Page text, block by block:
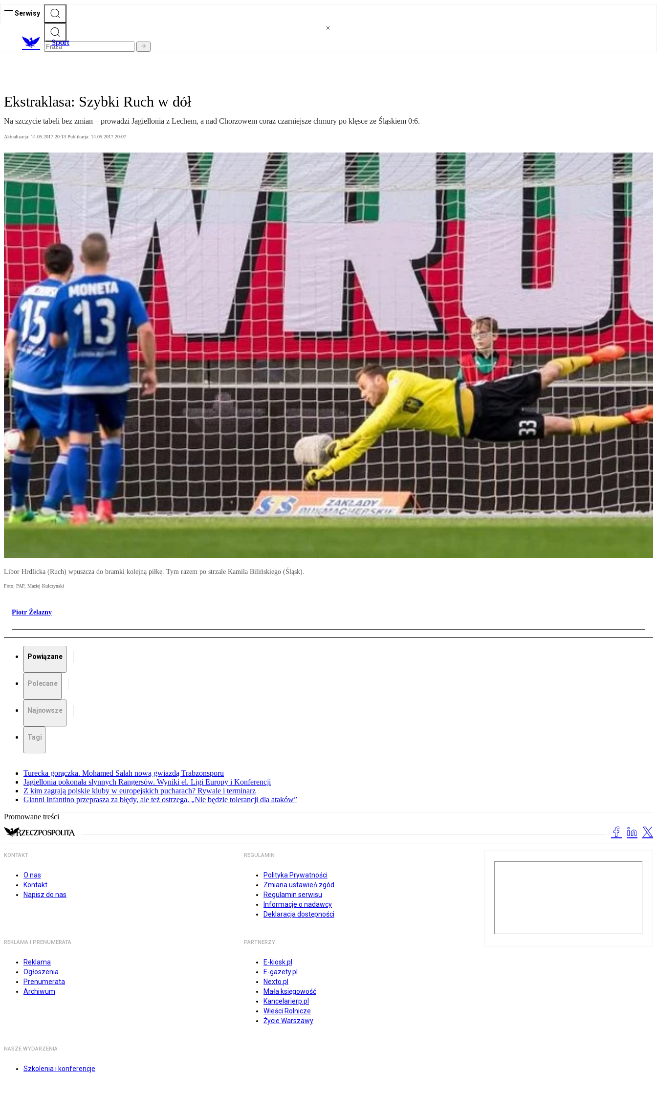
Serwisy
Sport
Ekstraklasa: Szybki Ruch w dół
Na szczycie tabeli bez zmian – prowadzi Jagiellonia z Lechem, a nad Chorzowem coraz czarniejsze chmury po klęsce ze Śląskiem 0:6.
Aktualizacja: 14.05.2017 20:13 Publikacja: 14.05.2017 20:07
Libor Hrdlicka (Ruch) wpuszcza do bramki kolejną piłkę. Tym razem po strzale Kamila Bilińskiego (Śląsk).
Foto: PAP, Maciej Kulczyński
Piotr Żelazny
Powiązane
Polecane
Najnowsze
Tagi
Turecka gorączka. Mohamed Salah nową gwiazdą Trabzonsporu
Jagiellonia pokonała słynnych Rangersów. Wyniki el. Ligi Europy i Konferencji
Z kim zagrają polskie kluby w europejskich pucharach? Rywale i terminarz
Gianni Infantino przeprasza za błędy, ale też ostrzega. „Nie będzie tolerancji dla ataków”
Promowane treści
KONTAKT
O nas
Kontakt
Napisz do nas
REGULAMIN
Polityka Prywatności
Zmiana ustawień zgód
Regulamin serwisu
Informacje o nadawcy
Deklaracja dostępności
REKLAMA I PRENUMERATA
Reklama
Ogłoszenia
Prenumerata
Archiwum
PARTNERZY
E-kiosk.pl
E-gazety.pl
Nexto.pl
Mała księgowość
Kancelarierp.pl
Wieści Rolnicze
Życie Warszawy
NASZE WYDARZENIA
Szkolenia i konferencje